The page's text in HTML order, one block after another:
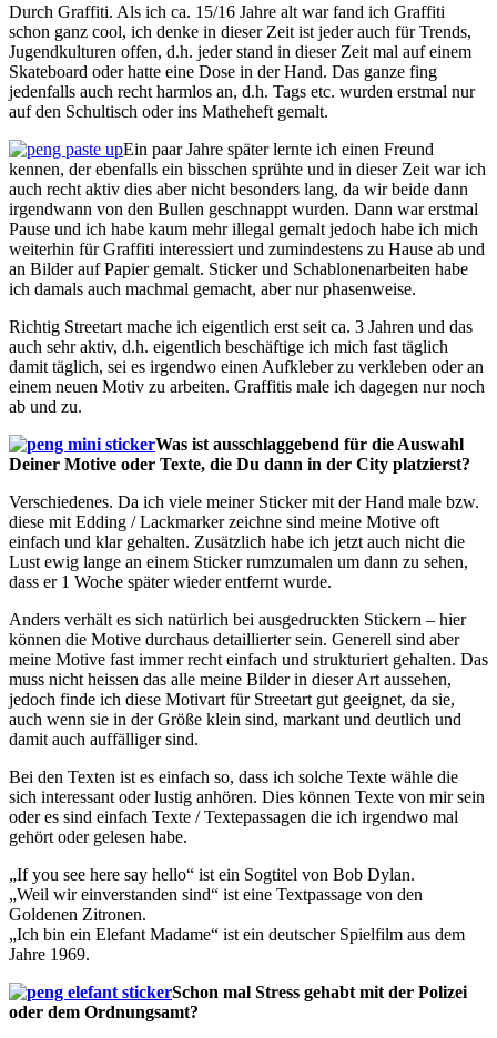
Durch Graffiti. Als ich ca. 15/16 Jahre alt war fand ich Graffiti
schon ganz cool, ich denke in dieser Zeit ist jeder auch für Trends,
Jugendkulturen offen, d.h. jeder stand in dieser Zeit mal auf einem
Skateboard oder hatte eine Dose in der Hand. Das ganze fing
jedenfalls auch recht harmlos an, d.h. Tags etc. wurden erstmal nur
auf den Schultisch oder ins Matheheft gemalt.
Ein paar Jahre später lernte ich einen Freund
kennen, der ebenfalls ein bisschen sprühte und in dieser Zeit war ich
auch recht aktiv dies aber nicht besonders lang, da wir beide dann
irgendwann von den Bullen geschnappt wurden. Dann war erstmal
Pause und ich habe kaum mehr illegal gemalt jedoch habe ich mich
weiterhin für Graffiti interessiert und zumindestens zu Hause ab und
an Bilder auf Papier gemalt. Sticker und Schablonenarbeiten habe
ich damals auch machmal gemacht, aber nur phasenweise.
Richtig Streetart mache ich eigentlich erst seit ca. 3 Jahren und das
auch sehr aktiv, d.h. eigentlich beschäftige ich mich fast täglich
damit täglich, sei es irgendwo einen Aufkleber zu verkleben oder an
einem neuen Motiv zu arbeiten. Graffitis male ich dagegen nur noch
ab und zu.
Was ist ausschlaggebend für die Auswahl
Deiner Motive oder Texte, die Du dann in der City platzierst?
Verschiedenes. Da ich viele meiner Sticker mit der Hand male bzw.
diese mit Edding / Lackmarker zeichne sind meine Motive oft
einfach und klar gehalten. Zusätzlich habe ich jetzt auch nicht die
Lust ewig lange an einem Sticker rumzumalen um dann zu sehen,
dass er 1 Woche später wieder entfernt wurde.
Anders verhält es sich natürlich bei ausgedruckten Stickern – hier
können die Motive durchaus detaillierter sein. Generell sind aber
meine Motive fast immer recht einfach und strukturiert gehalten. Das
muss nicht heissen das alle meine Bilder in dieser Art aussehen,
jedoch finde ich diese Motivart für Streetart gut geeignet, da sie,
auch wenn sie in der Größe klein sind, markant und deutlich und
damit auch auffälliger sind.
Bei den Texten ist es einfach so, dass ich solche Texte wähle die
sich interessant oder lustig anhören. Dies können Texte von mir sein
oder es sind einfach Texte / Textepassagen die ich irgendwo mal
gehört oder gelesen habe.
„If you see here say hello“ ist ein Sogtitel von Bob Dylan.
„Weil wir einverstanden sind“ ist eine Textpassage von den
Goldenen Zitronen.
„Ich bin ein Elefant Madame“ ist ein deutscher Spielfilm aus dem
Jahre 1969.
Schon mal Stress gehabt mit der Polizei
oder dem Ordnungsamt?